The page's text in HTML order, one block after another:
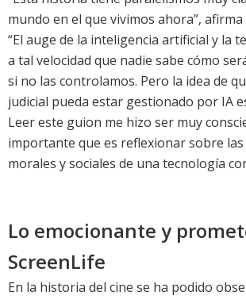
mundo en el que vivimos ahora”,
“El auge de la inteligencia artificial y la
a tal velocidad que nadie sabe cómo
si no las controlamos. Pero la idea de
judicial pueda estar gestionado por IA
Leer este guion me hizo ser muy
importante que es reflexionar sobre las
morales y sociales de una tecnología
Lo emocionante y
ScreenLife
En la historia del cine se ha podido